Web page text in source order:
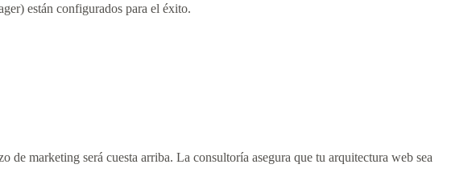
están configurados para el éxito.
marketing será cuesta arriba. La consultoría asegura que tu arquitectura web sea